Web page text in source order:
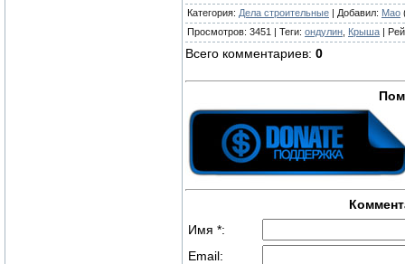
Категория: Дела строительные | Добавил: Mao
Просмотров: 3451 | Теги: ондулин Крыша |
Всего комментариев: 0
Имя *:
Email: